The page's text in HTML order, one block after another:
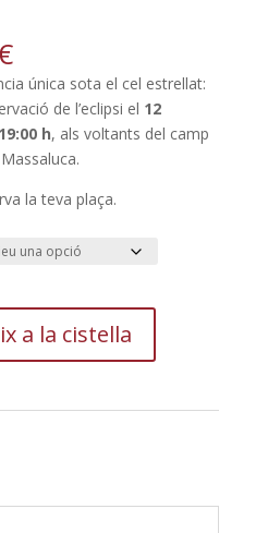
Interval
de
preus:
3,00 €
a
9,00 €
única sota el cel estrellat:
de l’eclipsi el 12
h, als voltants del camp
la teva plaça.
a la cistella